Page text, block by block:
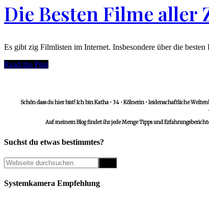
Die Besten Filme aller
Es gibt zig Filmlisten im Internet. Insbesondere über die
Read the Post
Schön dass du hier bist! Ich bin Katha • 34 • Kölnerin • leidenschaftliche
Auf meinem Blog findet ihr jede Menge Tipps und
Suchst du etwas bestimmtes?
Systemkamera Empfehlung